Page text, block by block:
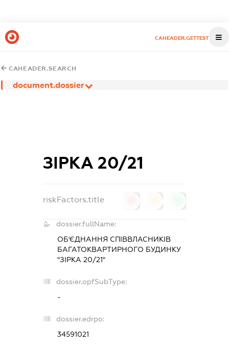
CAHEADER.GETTEST
CAHEADER.SEARCH
document.dossier
ЗІРКА 20/21
riskFactors.title
dossier.fullName:
ОБ'ЄДНАННЯ СПІВВЛАСНИКІВ
БАГАТОКВАРТИРНОГО БУДИНКУ
"ЗІРКА 20/21"
dossier.opfSubType:
-
dossier.edrpo:
34591021